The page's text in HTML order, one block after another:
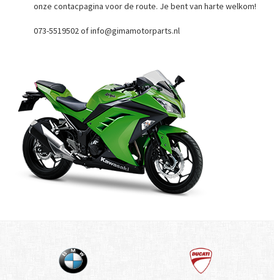
onze contacpagina voor de route. Je bent van harte welkom!
073-5519502 of info@gimamotorparts.nl